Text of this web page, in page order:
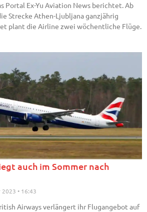
Portal Ex-Yu Aviation News berichtet. Ab
Strecke Athen-Ljubljana ganzjährig
plant die Airline zwei wöchentliche Flüge.
auch im Sommer nach
2023 16:43
Airways verlängert ihr Flugangebot auf